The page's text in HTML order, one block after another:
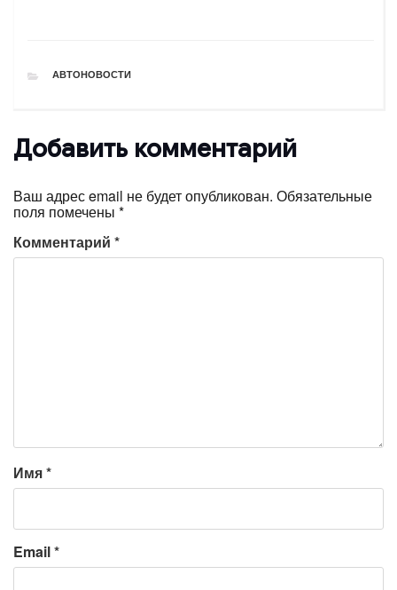
РУБРИКИ
АВТОНОВОСТИ
Добавить комментарий
Ваш адрес email не будет опубликован. Обязательные
поля помечены *
Комментарий *
Имя*
Email*